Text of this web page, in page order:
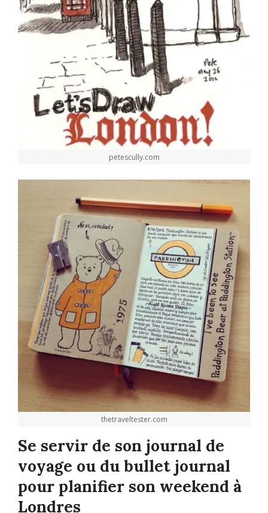
petescully.com
thetraveltester.com
Se servir de son journal de
voyage ou du bullet journal
pour planifier son weekend à
Londres